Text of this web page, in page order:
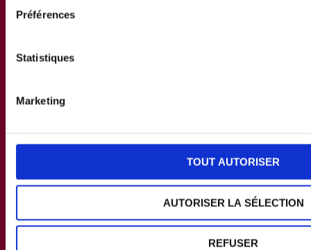
Préférences
Statistiques
Marketing
TOUT AUTORISER
AUTORISER LA SÉLECTION
REFUSER
LES PRODUITS ORIGINE MONTAGNE
TOUS NOS PRODUITS
IDÉES RECETTES